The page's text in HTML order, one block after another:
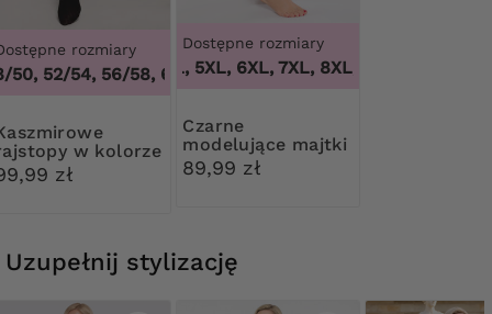
rozmiary
52/54, 56/58, 60/62,44/46, 48/50, 52/54, 56/58, 60/
w kolorze
Ribessa
zł
Dostępne rozmiary
3XL, 4XL, 5XL, 6XL, 7XL, 8XL, 9XL
Czarne
modelujące majtki
z wysokim stanem
89,99 zł
Uzupełnij stylizację